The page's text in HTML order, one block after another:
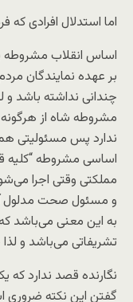
اما استدلال افرادی که
اساس انقلاب
بر عهده نمایندگان
مشروطه شاه از
اساسی مشروطه “کلیه
مملکتی وقتی اجرا
و مسئول صحت مدلول
به این معنی می‌باشد
تشریفاتی می‌باشد و
نگارنده قصد ندارد که
گفتن این نکته